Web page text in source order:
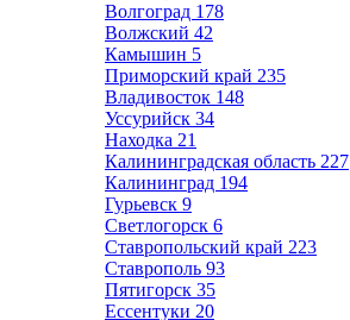
Волгоград 178
Волжский 42
Камышин 5
Приморский край 235
Владивосток 148
Уссурийск 34
Находка 21
Калининградская область 227
Калининград 194
Гурьевск 9
Светлогорск 6
Ставропольский край 223
Ставрополь 93
Пятигорск 35
Ессентуки 20